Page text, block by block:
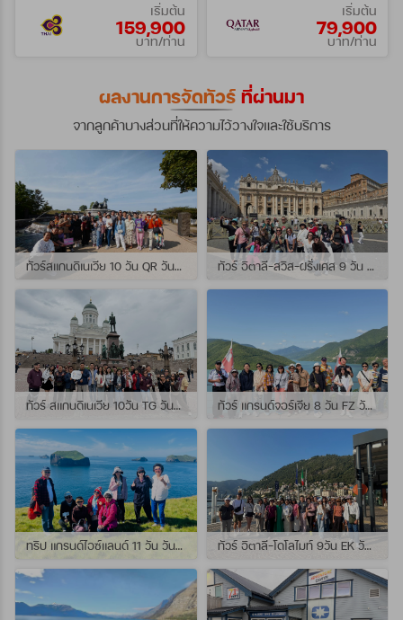
เริ่มต้น
159,900
บาท/ท่าน
เริ่มต้น
79,900
บาท/ท่าน
ผลงานการจัดทัวร์ ที่ผ่านมา
จากลูกค้าบางส่วนที่ให้ความไว้วางใจและใช้บริการ
ทัวร์สแกนดิเนเวีย 10 วัน QR วันที่ 23 กรกฏาคม - 01 สิงหาคม 2569 เดินทางกับไกด์พี่จุ้ย และ พี่กั้ง ทัวร์ อิตาลี-สวิส-ฝรั่งเศส 9 วัน QR วันที่ 24 กรกฏาคม - 01 สิงหาคม 2569 เดินทางกับไกด์พี่เช
ทัวร์ สแกนดิเนเวีย 10วัน TG วันที่ 24 กรกฏาคม - 02 สิงหาคม 2569 เดินทางกับไกด์พี่ยอร์ช ทัวร์ แกรนด์จอร์เจีย 8 วัน FZ วันที่ 26 กรกฎาคม - 02 สิงหาคม 2569 เดินทางกับไกด์พี่โจ๊ก
ทริป แกรนด์ไอซ์แลนด์ 11 วัน วันที่ 25 กรกฏาคม - 04 สิงหาคม 2569 เดินทางกับไกด์พี่เปิ้ล ทัวร์ อิตาลี-โดโลไมท์ 9วัน EK วันที่ 21 - 29 กรกฏาคม 2569 เดินทางกับไกด์พี่หนุ่ม